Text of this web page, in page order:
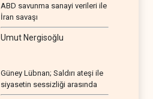
ABD savunma sanayi verileri ile
İran savaşı
Umut Nergisoğlu
Güney Lübnan; Saldırı ateşi ile
siyasetin sessizliği arasında